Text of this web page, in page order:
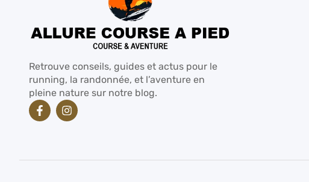
Retrouve conseils, guides et actus pour le
running, la randonnée, et l’aventure en
pleine nature sur notre blog.